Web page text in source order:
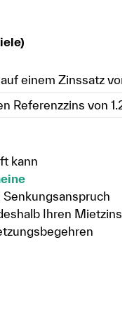
einem Zinssatz von
Referenzzins von
kann
Senkungsanspruch
Ihren Mietzins